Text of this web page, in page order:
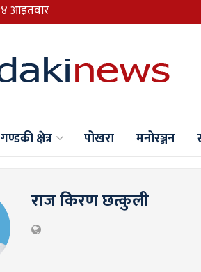
गण्डकी क्षेत्र पोखरा मनोरञ्जन
राज किरण छत्कुली